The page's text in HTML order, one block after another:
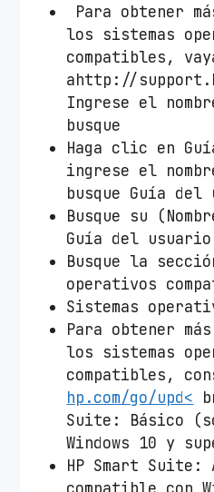
Para obtener
los sistemas
compatibles,
ahttp://
Ingrese el
busque
Haga clic en
ingrese el
busque Guía del
Busque su
Guía del usuario
Busque la
operativos
Sistemas
Para obtener
los sistemas
compatibles,
hp.com/go/upd<
Suite: Básico
Windows 10 y
HP Smart Suite:
compatible con